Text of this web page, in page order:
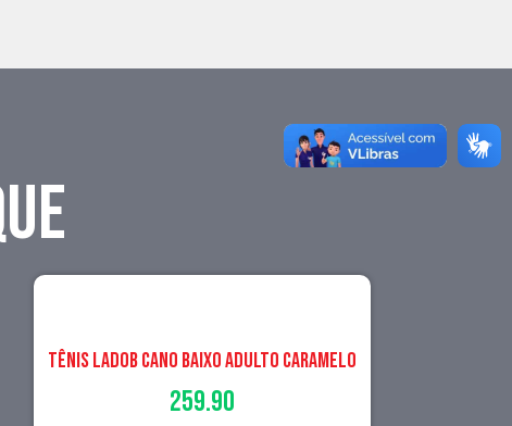
Tênis LadoB Cano Baixo Adulto Caramelo
259.90